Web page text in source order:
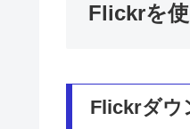
Flickrを
Flickrダウ